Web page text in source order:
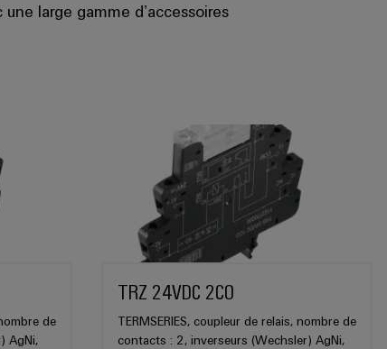
large gamme d’accessoires
de
AgNi,
TRZ 24VDC 2CO
TERMSERIES, coupleur de relais, nombre de
contacts : 2, inverseurs (Wechsler) AgNi,